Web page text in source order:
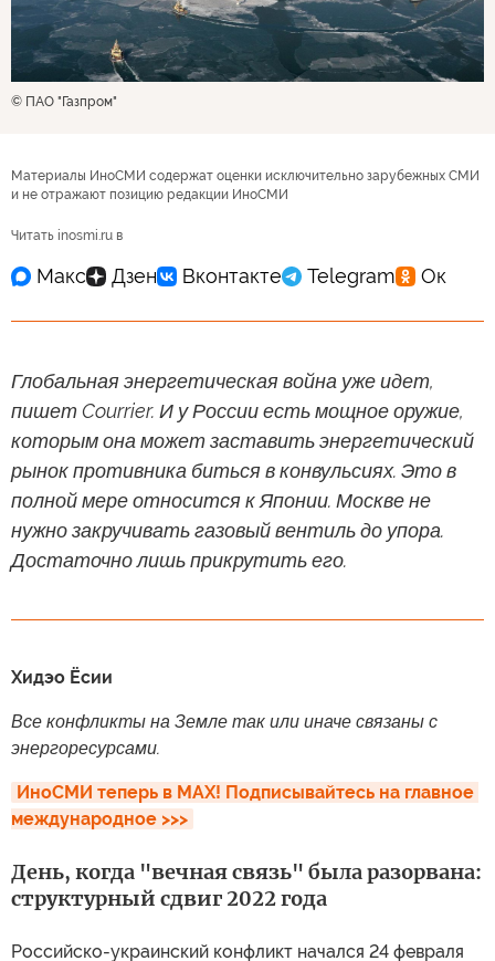
© ПАО "Газпром"
Материалы ИноСМИ содержат оценки исключительно зарубежных СМИ
и не отражают позицию редакции ИноСМИ
Читать inosmi.ru в
Глобальная энергетическая война уже идет,
пишет Courrier. И у России есть мощное оружие,
которым она может заставить энергетический
рынок противника биться в конвульсиях. Это в
полной мере относится к Японии. Москве не
нужно закручивать газовый вентиль до упора.
Достаточно лишь прикрутить его.
Хидэо Ёсии
Все конфликты на Земле так или иначе связаны с
энергоресурсами.
ИноСМИ теперь в MAX! Подписывайтесь на главное
международное >>>
День, когда "вечная связь" была разорвана:
структурный сдвиг 2022 года
Российско-украинский конфликт начался 24 февраля